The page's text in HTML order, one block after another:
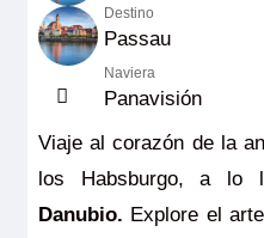
Destino
Passau
Naviera
Panavisión
Viaje al corazón de la
los Habsburgo, a lo
Danubio. Explore el